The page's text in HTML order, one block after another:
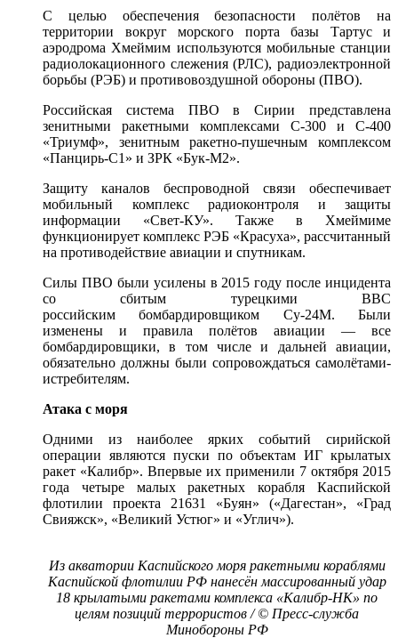
С целью обеспечения безопасности полётов на
территории вокруг морского порта базы Тартус и
аэродрома Хмеймим используются мобильные станции
радиолокационного слежения (РЛС), радиоэлектронной
борьбы (РЭБ) и противовоздушной обороны (ПВО).
Российская система ПВО в Сирии представлена
зенитными ракетными комплексами С-300 и С-400
«Триумф», зенитным ракетно-пушечным комплексом
«Панцирь-С1» и ЗРК «Бук-М2».
Защиту каналов беспроводной связи обеспечивает
мобильный комплекс радиоконтроля и защиты
информации «Свет-КУ». Также в Хмеймиме
функционирует комплекс РЭБ «Красуха», рассчитанный
на противодействие авиации и спутникам.
Силы ПВО были усилены в 2015 году после инцидента
со сбитым турецкими ВВС
российским бомбардировщиком Су-24М. Были
изменены и правила полётов авиации — все
бомбардировщики, в том числе и дальней авиации,
обязательно должны были сопровождаться самолётами-
истребителям.
Атака с моря
Одними из наиболее ярких событий сирийской
операции являются пуски по объектам ИГ крылатых
ракет «Калибр». Впервые их применили 7 октября 2015
года четыре малых ракетных корабля Каспийской
флотилии проекта 21631 «Буян» («Дагестан», «Град
Свияжск», «Великий Устюг» и «Углич»).
Из акватории Каспийского моря ракетными кораблями
Каспийской флотилии РФ нанесён массированный удар
18 крылатыми ракетами комплекса «Калибр-НК» по
целям позиций террористов / © Пресс-служба
Минобороны РФ